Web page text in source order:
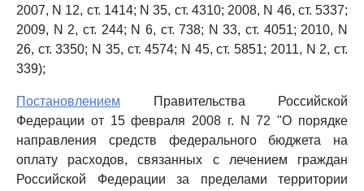
2007, N 12, ст. 1414; N 35, ст. 4310; 2008, N 46, ст. 5337;
2009, N 2, ст. 244; N 6, ст. 738; N 33, ст. 4051; 2010, N
26, ст. 3350; N 35, ст. 4574; N 45, ст. 5851; 2011, N 2, ст.
339);
Постановлением Правительства Российской
Федерации от 15 февраля 2008 г. N 72 "О порядке
направления средств федерального бюджета на
оплату расходов, связанных с лечением граждан
Российской Федерации за пределами территории